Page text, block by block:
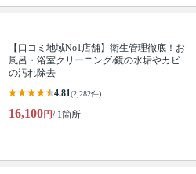
【口コミ地域No1店舗】衛生管理徹底！お
風呂・浴室クリーニング/鏡の水垢やカビ
の汚れ除去
4.81(2,282件)
16,100円/ 1箇所